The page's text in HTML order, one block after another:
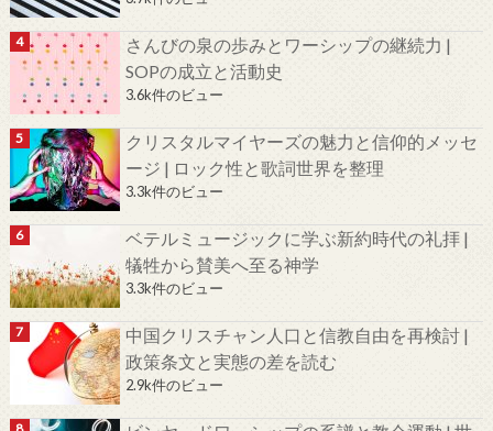
さんびの泉の歩みとワーシップの継続力 |
SOPの成立と活動史
3.6k件のビュー
クリスタルマイヤーズの魅力と信仰的メッセ
ージ | ロック性と歌詞世界を整理
3.3k件のビュー
ベテルミュージックに学ぶ新約時代の礼拝 |
犠牲から賛美へ至る神学
3.3k件のビュー
中国クリスチャン人口と信教自由を再検討 |
政策条文と実態の差を読む
2.9k件のビュー